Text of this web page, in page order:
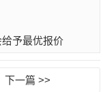
予最优报价
下一篇 >>